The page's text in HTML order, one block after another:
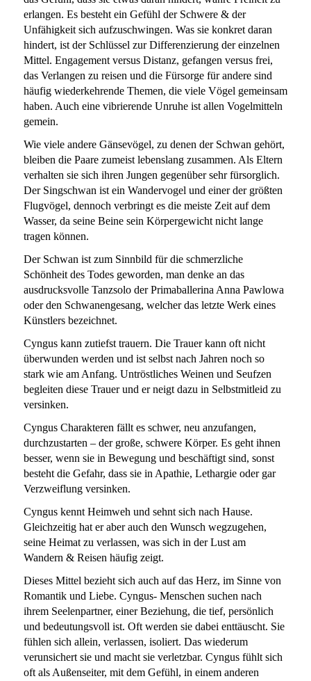
erlangen. Es besteht ein Gefühl der Schwere & der
Unfähigkeit sich aufzuschwingen. Was sie konkret daran
hindert, ist der Schlüssel zur Differenzierung der einzelnen
Mittel. Engagement versus Distanz, gefangen versus frei,
das Verlangen zu reisen und die Fürsorge für andere sind
häufig wiederkehrende Themen, die viele Vögel gemeinsam
haben. Auch eine vibrierende Unruhe ist allen Vogelmitteln
gemein.
Wie viele andere Gänsevögel, zu denen der Schwan gehört,
bleiben die Paare zumeist lebenslang zusammen. Als Eltern
verhalten sie sich ihren Jungen gegenüber sehr fürsorglich.
Der Singschwan ist ein Wandervogel und einer der größten
Flugvögel, dennoch verbringt es die meiste Zeit auf dem
Wasser, da seine Beine sein Körpergewicht nicht lange
tragen können.
Der Schwan ist zum Sinnbild für die schmerzliche
Schönheit des Todes geworden, man denke an das
ausdrucksvolle Tanzsolo der Primaballerina Anna Pawlowa
oder den Schwanengesang, welcher das letzte Werk eines
Künstlers bezeichnet.
Cyngus kann zutiefst trauern. Die Trauer kann oft nicht
überwunden werden und ist selbst nach Jahren noch so
stark wie am Anfang. Untröstliches Weinen und Seufzen
begleiten diese Trauer und er neigt dazu in Selbstmitleid zu
versinken.
Cyngus Charakteren fällt es schwer, neu anzufangen,
durchzustarten – der große, schwere Körper. Es geht ihnen
besser, wenn sie in Bewegung und beschäftigt sind, sonst
besteht die Gefahr, dass sie in Apathie, Lethargie oder gar
Verzweiflung versinken.
Cyngus kennt Heimweh und sehnt sich nach Hause.
Gleichzeitig hat er aber auch den Wunsch wegzugehen,
seine Heimat zu verlassen, was sich in der Lust am
Wandern & Reisen häufig zeigt.
Dieses Mittel bezieht sich auch auf das Herz, im Sinne von
Romantik und Liebe. Cyngus- Menschen suchen nach
ihrem Seelenpartner, einer Beziehung, die tief, persönlich
und bedeutungsvoll ist. Oft werden sie dabei enttäuscht. Sie
fühlen sich allein, verlassen, isoliert. Das wiederum
verunsichert sie und macht sie verletzbar. Cyngus fühlt sich
oft als Außenseiter, mit dem Gefühl, in einem anderen